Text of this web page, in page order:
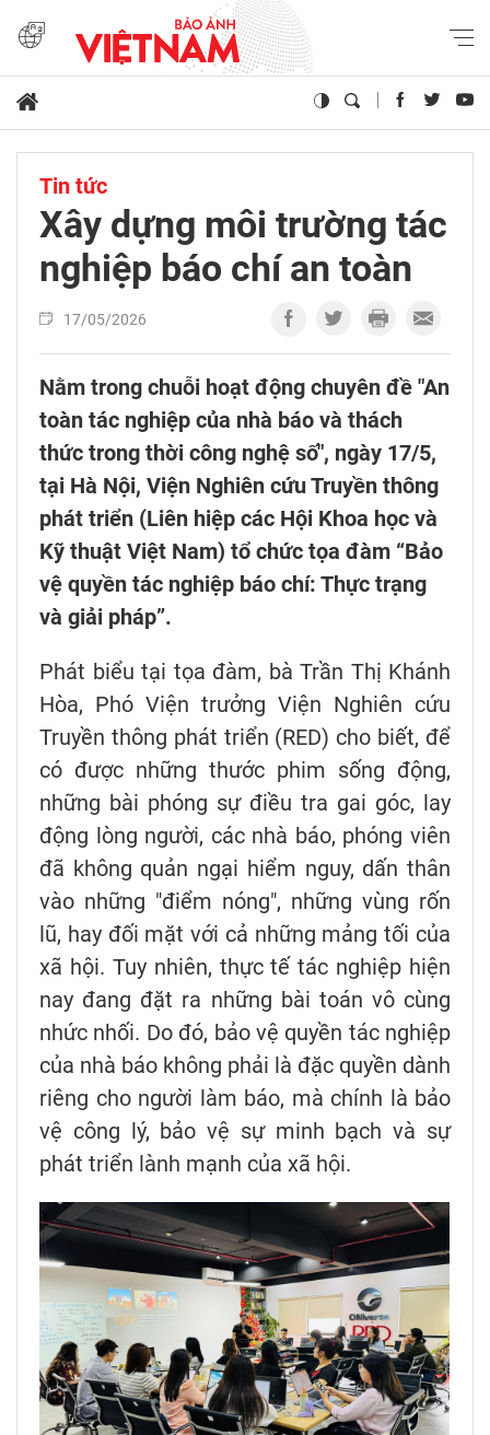
Tin tức
Xây dựng môi trường tác
nghiệp báo chí an toàn
17/05/2026
Nằm trong chuỗi hoạt động chuyên đề "An
toàn tác nghiệp của nhà báo và thách
thức trong thời công nghệ số", ngày 17/5,
tại Hà Nội, Viện Nghiên cứu Truyền thông
phát triển (Liên hiệp các Hội Khoa học và
Kỹ thuật Việt Nam) tổ chức tọa đàm “Bảo
vệ quyền tác nghiệp báo chí: Thực trạng
và giải pháp”.
Phát biểu tại tọa đàm, bà Trần Thị Khánh
Hòa, Phó Viện trưởng Viện Nghiên cứu
Truyền thông phát triển (RED) cho biết, để
có được những thước phim sống động,
những bài phóng sự điều tra gai góc, lay
động lòng người, các nhà báo, phóng viên
đã không quản ngại hiểm nguy, dấn thân
vào những "điểm nóng", những vùng rốn
lũ, hay đối mặt với cả những mảng tối của
xã hội. Tuy nhiên, thực tế tác nghiệp hiện
nay đang đặt ra những bài toán vô cùng
nhức nhối. Do đó, bảo vệ quyền tác nghiệp
của nhà báo không phải là đặc quyền dành
riêng cho người làm báo, mà chính là bảo
vệ công lý, bảo vệ sự minh bạch và sự
phát triển lành mạnh của xã hội.